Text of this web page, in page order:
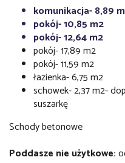
komunikacja- 8,89
pokój- 10,85 m2
pokój- 12,64 m2
pokój- 17,89 m2
pokój- 11,59 m2
łazienka- 6,75 m2
schowek- 2,37 m2-
suszarkę
Schody betonowe
Poddasze nie użytkowe: